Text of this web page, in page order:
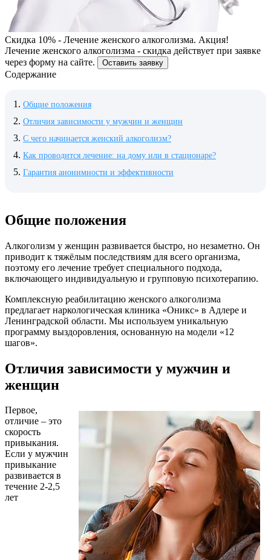
Скидка 10% - Лечение женского алкоголизма. Акция!
Лечение женского алкоголизма - скидка действует при заявке
через форму на сайте.
Оставить заявку
Содержание
Общие положения
Отличия зависимости у мужчин и женщин
С чего начинается женский алкоголизм?
Как проводится лечение: на дому или в стационаре?
Гарантия анонимности и эффективности
Общие положения
Алкоголизм у женщин развивается быстро, но незаметно. Он
приводит к тяжёлым последствиям для всего организма,
поэтому его лечение требует специального подхода,
включающего индивидуальную и групповую психотерапию.
Комплексную реабилитацию женского алкоголизма
предлагает наркологическая клиника «Оникс» в Адлере и
Ленинградской области. Мы используем уникальную
программу выздоровления, основанную на модели «12
шагов».
Отличия зависимости у мужчин и
женщин
Первое,
отличие – это
скорость
привыкания.
Если у мужчин
привыкание
развивается в
течение 2-2,5
лет